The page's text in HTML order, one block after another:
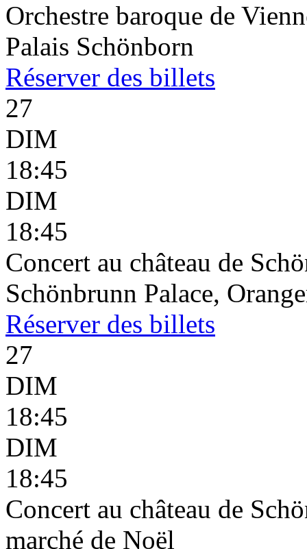
Orchestre baroque de
Palais Schönborn
Réserver des billets
27
DIM
18:45
DIM
18:45
Concert au château de
Schönbrunn Palace,
Réserver des billets
27
DIM
18:45
DIM
18:45
Concert au château de
marché de Noël